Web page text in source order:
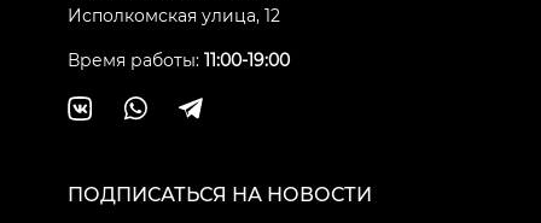
Исполкомская улица, 12
Время работы: 11:00-19:00
ПОДПИСАТЬСЯ НА НОВОСТИ